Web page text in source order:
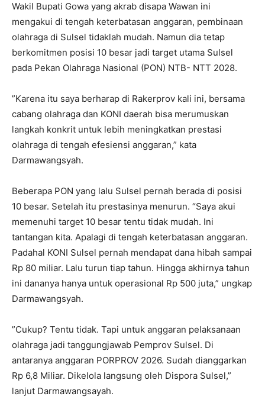
Wakil Bupati Gowa yang akrab disapa Wawan ini
mengakui di tengah keterbatasan anggaran, pembinaan
olahraga di Sulsel tidaklah mudah. Namun dia tetap
berkomitmen posisi 10 besar jadi target utama Sulsel
pada Pekan Olahraga Nasional (PON) NTB- NTT 2028.
”Karena itu saya berharap di Rakerprov kali ini, bersama
cabang olahraga dan KONI daerah bisa merumuskan
langkah konkrit untuk lebih meningkatkan prestasi
olahraga di tengah efesiensi anggaran,” kata
Darmawangsyah.
Beberapa PON yang lalu Sulsel pernah berada di posisi
10 besar. Setelah itu prestasinya menurun. “Saya akui
memenuhi target 10 besar tentu tidak mudah. Ini
tantangan kita. Apalagi di tengah keterbatasan anggaran.
Padahal KONI Sulsel pernah mendapat dana hibah sampai
Rp 80 miliar. Lalu turun tiap tahun. Hingga akhirnya tahun
ini dananya hanya untuk operasional Rp 500 juta,” ungkap
Darmawangsyah.
”Cukup? Tentu tidak. Tapi untuk anggaran pelaksanaan
olahraga jadi tanggungjawab Pemprov Sulsel. Di
antaranya anggaran PORPROV 2026. Sudah dianggarkan
Rp 6,8 Miliar. Dikelola langsung oleh Dispora Sulsel,”
lanjut Darmawangsayah.